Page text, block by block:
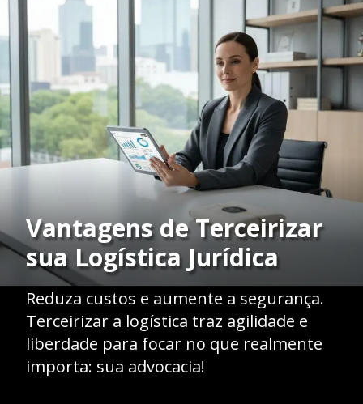
Vantagens de Terceirizar
sua Logística Jurídica
Reduza custos e aumente a segurança.
Terceirizar a logística traz agilidade e
liberdade para focar no que realmente
importa: sua advocacia!